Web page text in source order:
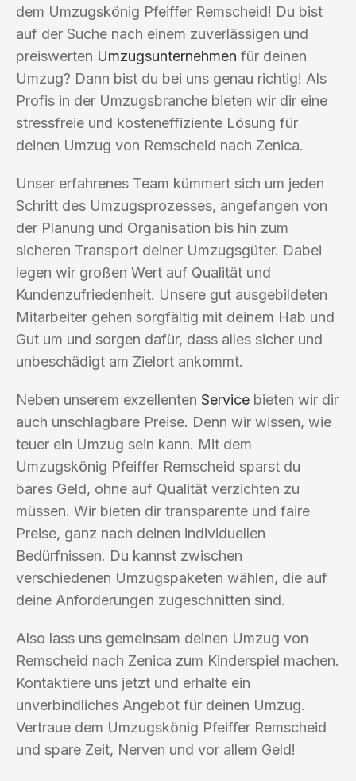
dem Umzugskönig Pfeiffer Remscheid! Du bist
auf der Suche nach einem zuverlässigen und
preiswerten Umzugsunternehmen für deinen
Umzug? Dann bist du bei uns genau richtig! Als
Profis in der Umzugsbranche bieten wir dir eine
stressfreie und kosteneffiziente Lösung für
deinen Umzug von Remscheid nach Zenica.
Unser erfahrenes Team kümmert sich um jeden
Schritt des Umzugsprozesses, angefangen von
der Planung und Organisation bis hin zum
sicheren Transport deiner Umzugsgüter. Dabei
legen wir großen Wert auf Qualität und
Kundenzufriedenheit. Unsere gut ausgebildeten
Mitarbeiter gehen sorgfältig mit deinem Hab und
Gut um und sorgen dafür, dass alles sicher und
unbeschädigt am Zielort ankommt.
Neben unserem exzellenten Service bieten wir dir
auch unschlagbare Preise. Denn wir wissen, wie
teuer ein Umzug sein kann. Mit dem
Umzugskönig Pfeiffer Remscheid sparst du
bares Geld, ohne auf Qualität verzichten zu
müssen. Wir bieten dir transparente und faire
Preise, ganz nach deinen individuellen
Bedürfnissen. Du kannst zwischen
verschiedenen Umzugspaketen wählen, die auf
deine Anforderungen zugeschnitten sind.
Also lass uns gemeinsam deinen Umzug von
Remscheid nach Zenica zum Kinderspiel machen.
Kontaktiere uns jetzt und erhalte ein
unverbindliches Angebot für deinen Umzug.
Vertraue dem Umzugskönig Pfeiffer Remscheid
und spare Zeit, Nerven und vor allem Geld!